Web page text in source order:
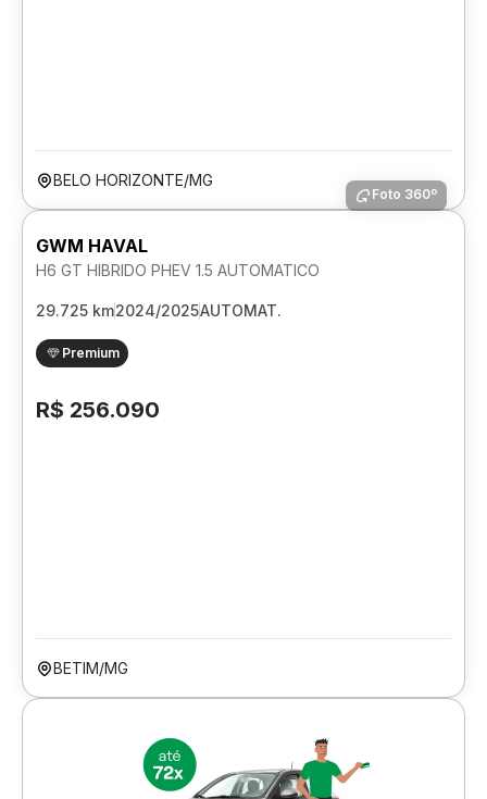
BELO HORIZONTE/MG
Foto 360º
GWM HAVAL
H6 GT HIBRIDO PHEV 1.5 AUTOMATICO
29.725 km2024/2025AUTOMAT.
Premium
R$ 256.090
BETIM/MG